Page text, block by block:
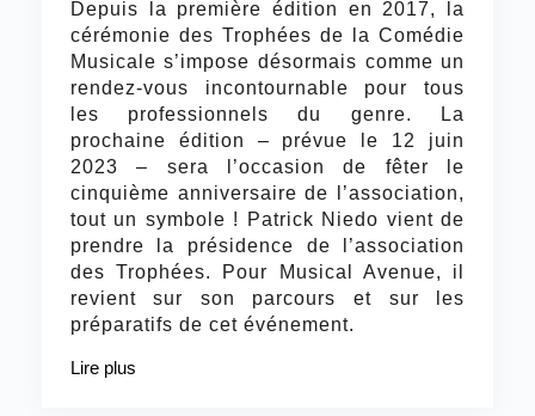
Depuis la première édition en 2017, la
cérémonie des Trophées de la Comédie
Musicale s’impose désormais comme un
rendez-vous incontournable pour tous
les professionnels du genre. La
prochaine édition – prévue le 12 juin
2023 – sera l’occasion de fêter le
cinquième anniversaire de l’association,
tout un symbole ! Patrick Niedo vient de
prendre la présidence de l’association
des Trophées. Pour Musical Avenue, il
revient sur son parcours et sur les
préparatifs de cet événement.
Lire plus